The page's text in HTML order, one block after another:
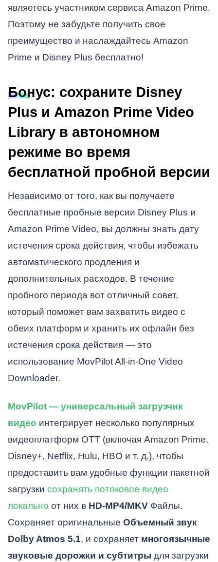
являетесь участником сервиса Amazon Prime.
Поэтому не забудьте получить свое
преимущество и наслаждайтесь Amazon
Prime и Disney Plus бесплатно!
Бонус: сохраните Disney
Plus и Amazon Prime Video
Library в автономном
режиме во время
бесплатной пробной версии
Независимо от того, как вы получаете
бесплатные пробные версии Disney Plus и
Amazon Prime Video, вы должны знать дату
истечения срока действия, чтобы избежать
автоматического продления и
дополнительных расходов. В течение
пробного периода вот отличный совет,
который поможет вам захватить видео с
обеих платформ и хранить их офлайн без
истечения срока действия — это
использование MovPilot All-in-One Video
Downloader.
MovPilot — универсальный загрузчик
видео интегрирует несколько популярных
видеоплатформ OTT (включая Amazon Prime,
Disney+, Netflix, Hulu, HBO и т. д.), чтобы
предоставить вам удобные функции пакетной
загрузки сохранять потоковое видео
локально от них в HD-MP4/MKVФайлы.
Сохраняет оригинальные Объемный звук
Dolby Atmos 5.1, и сохраняет многоязычные
звуковые дорожки и субтитры для загрузки